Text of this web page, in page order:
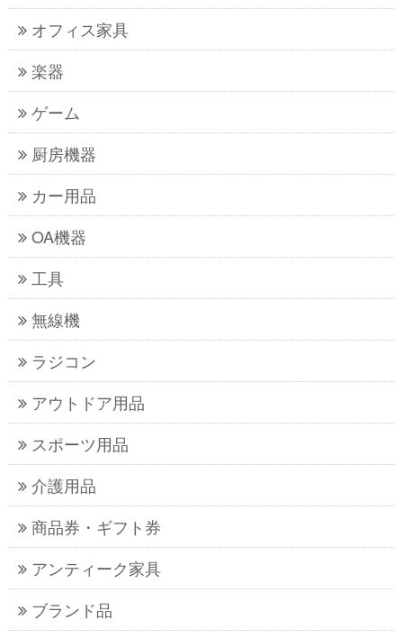
オフィス家具
楽器
ゲーム
厨房機器
カー用品
OA機器
工具
無線機
ラジコン
アウトドア用品
スポーツ用品
介護用品
商品券・ギフト券
アンティーク家具
ブランド品